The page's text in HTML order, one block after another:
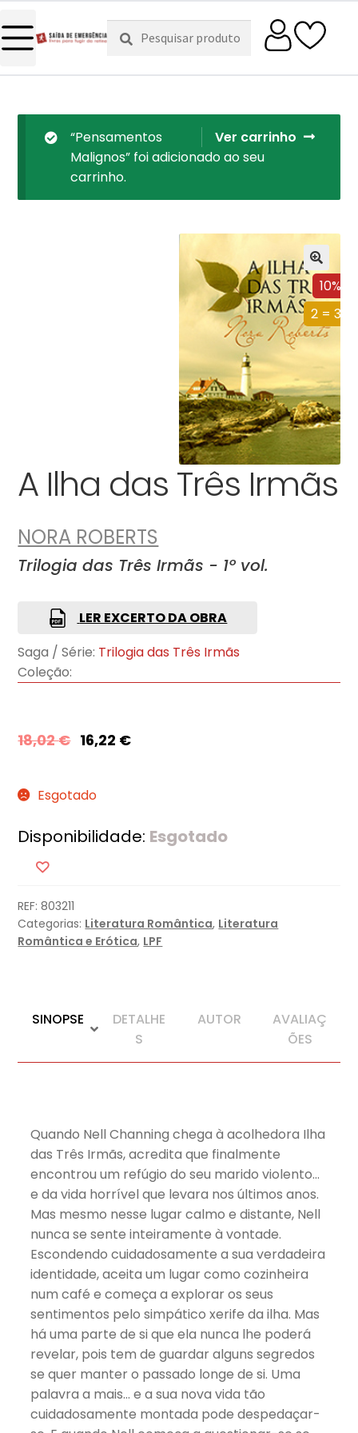
Pesquisar
por:
Pesquisa
Ver carrinho
“Pensamentos
Malignos” foi adicionado ao seu
carrinho.
10%
2 = 3
A Ilha das Três Irmãs
NORA ROBERTS
Trilogia das Três Irmãs - 1º vol.
LER EXCERTO DA OBRA
Saga / Série: Trilogia das Três Irmãs
Coleção:
18,02€ 16,22 €
Esgotado
Disponibilidade: Esgotado
REF:803211
Categorias: Literatura Romântica, Literatura
Romântica e Erótica, LPF
SINOPSE
DETALHE
S
AUTOR
AVALIAÇ
ÕES
Quando Nell Channing chega à acolhedora Ilha
das Três Irmãs, acredita que finalmente
encontrou um refúgio do seu marido violento…
e da vida horrível que levara nos últimos anos.
Mas mesmo nesse lugar calmo e distante, Nell
nunca se sente inteiramente à vontade.
Escondendo cuidadosamente a sua verdadeira
identidade, aceita um lugar como cozinheira
num café e começa a explorar os seus
sentimentos pelo simpático xerife da ilha. Mas
há uma parte de si que ela nunca lhe poderá
revelar, pois tem de guardar alguns segredos
se quer manter o passado longe de si. Uma
palavra a mais… e a sua nova vida tão
cuidadosamente montada pode despedaçar-